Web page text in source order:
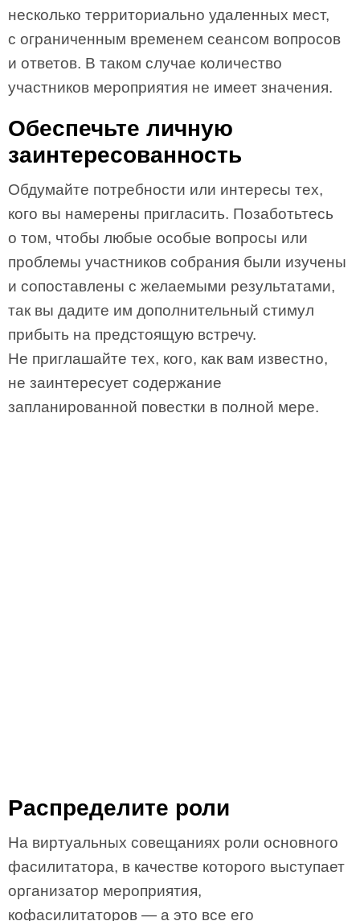
несколько территориально удаленных мест,
с ограниченным временем сеансом вопросов
и ответов. В таком случае количество
участников мероприятия не имеет значения.
Обеспечьте личную
заинтересованность
Обдумайте потребности или интересы тех,
кого вы намерены пригласить. Позаботьтесь
о том, чтобы любые особые вопросы или
проблемы участников собрания были изучены
и сопоставлены с желаемыми результатами,
так вы дадите им дополнительный стимул
прибыть на предстоящую встречу.
Не приглашайте тех, кого, как вам известно,
не заинтересует содержание
запланированной повестки в полной мере.
Распределите роли
На виртуальных совещаниях роли основного
фасилитатора, в качестве которого выступает
организатор мероприятия,
кофасилитаторов — а это все его